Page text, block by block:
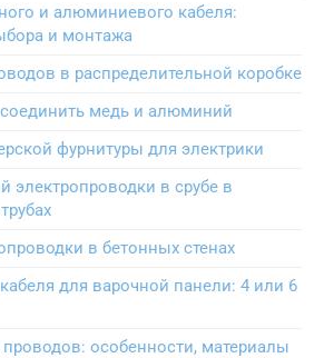
и алюминиевого кабеля:
и монтажа
в распределительной коробке
медь и алюминий
фурнитуры для электрики
электропроводки в срубе в
в бетонных стенах
для варочной панели: 4 или 6
особенности, материалы